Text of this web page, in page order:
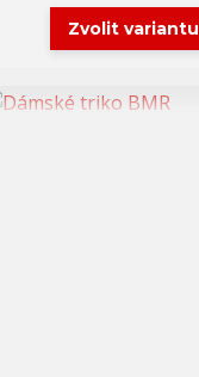
Zvolit variantu